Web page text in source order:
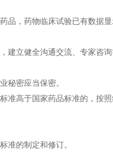
，药物临床试验已有数据显
立健全沟通交流、专家咨询
密应当保密。
高于国家药品标准的，按照
的制定和修订。